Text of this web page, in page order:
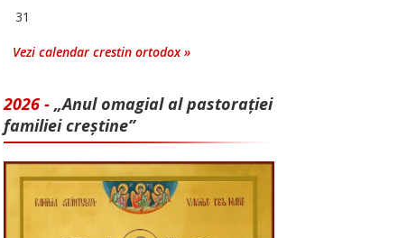
31
Vezi calendar crestin ortodox »
2026 - „Anul omagial al pastorației
familiei creștine”